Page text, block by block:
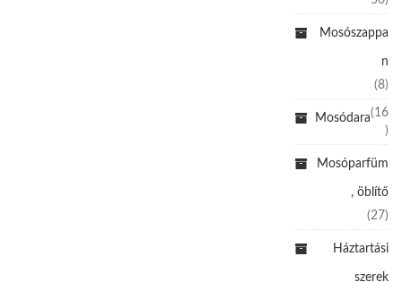
Mosószappa
n
(8)
Mosódara(16
)
Mosóparfüm
, öblítő
(27)
Háztartási
szerek